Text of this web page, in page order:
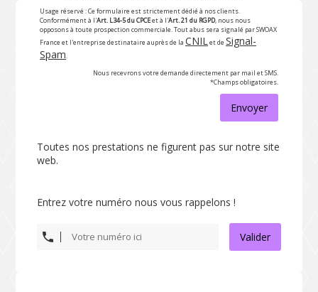
Usage réservé : Ce formulaire est strictement dédié à nos clients.
Conformément à l'Art. L34-5 du CPCEet à l'Art. 21 du RGPD, nous nous
opposons à toute prospection commerciale. Tout abus sera signalé par SWOAX
France et l'entreprise destinataire auprès de la CNILet de Signal-
Spam.
Nous recevrons votre demande directement par mail et SMS.
*Champs obligatoires.
Envoyer
Toutes nos prestations ne figurent pas sur notre site
web.
Entrez votre numéro nous vous rappelons !
Valider